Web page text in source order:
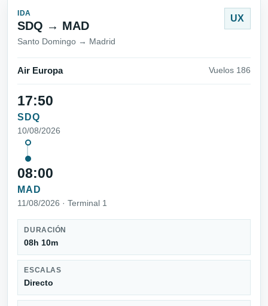
IDA
SDQ → MAD
Santo Domingo → Madrid
UX
Air Europa Vuelos 186
17:50
SDQ
10/08/2026
08:00
MAD
11/08/2026 · Terminal 1
DURACIÓN
08h 10m
ESCALAS
Directo